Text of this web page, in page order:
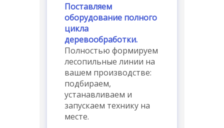
Поставляем
оборудование полного
цикла
деревообработки.
Полностью формируем
лесопильные линии на
вашем производстве:
подбираем,
устанавливаем и
запускаем технику на
месте.